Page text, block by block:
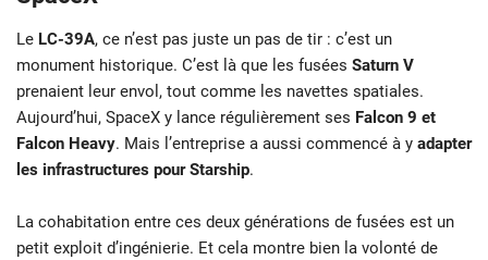
Le LC-39A, ce n’est pas juste un pas de tir : c’est un
monument historique. C’est là que les fusées Saturn V
prenaient leur envol, tout comme les navettes spatiales.
Aujourd’hui, SpaceX y lance régulièrement ses Falcon 9 et
Falcon Heavy. Mais l’entreprise a aussi commencé à y adapter
les infrastructures pour Starship.
La cohabitation entre ces deux générations de fusées est un
petit exploit d’ingénierie. Et cela montre bien la volonté de